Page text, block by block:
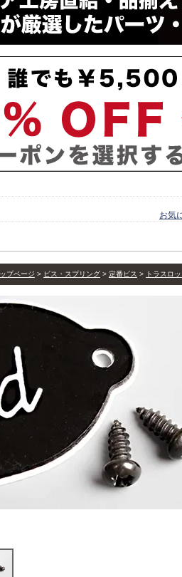
お気
プページ ビス・スプリング 定番ビス トラスロ